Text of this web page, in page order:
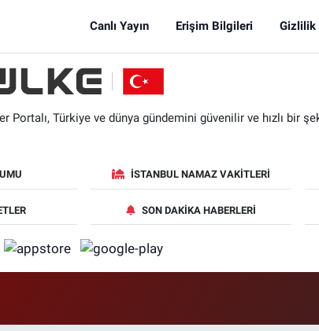
Canlı Yayın Erişim Bilgileri Gizlilik
Portalı, Türkiye ve dünya gündemini güvenilir ve hızlı bir
İSTANBUL NAMAZ VAKITLERI
SON DAKIKA HABERLERI